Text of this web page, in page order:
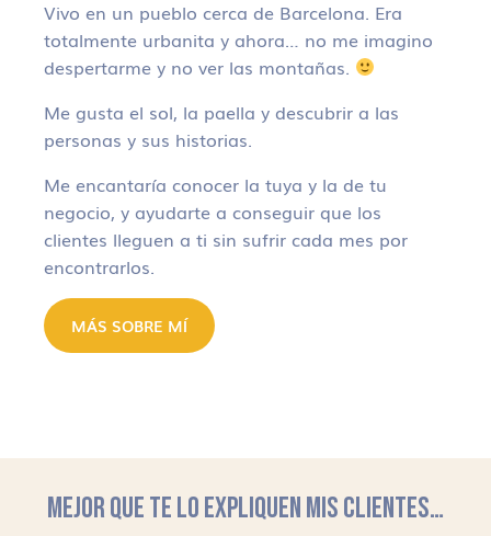
Vivo en un pueblo cerca de Barcelona. Era
totalmente urbanita y ahora… no me imagino
despertarme y no ver las montañas.
Me gusta el sol, la paella y descubrir a las
personas y sus historias.
Me encantaría conocer la tuya y la de tu
negocio, y ayudarte a conseguir que los
clientes lleguen a ti sin sufrir cada mes por
encontrarlos.
MÁS SOBRE MÍ
MEJOR QUE TE LO EXPLIQUEN MIS CLIENTES…